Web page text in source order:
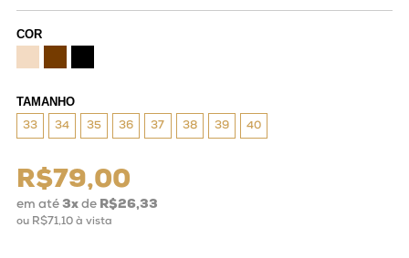
COR
TAMANHO
33 34 35 36 37 38 39 40
R$79,00
em até 3xde R$26,33
ou R$71,10à vista